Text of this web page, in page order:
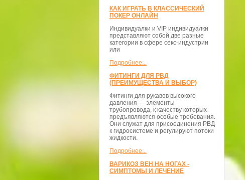
КАК ИГРАТЬ В КЛАССИЧЕСКИЙ
ПОКЕР ОНЛАЙН
Индивидуалки и VIP индивидуалки
представляют собой две разные
категории в сфере секс-индустрии
или
Подробнее...
ФИТИНГИ ДЛЯ РВД
(ПРЕИМУЩЕСТВА И ВЫБОР)
Фитинги для рукавов высокого
давления — элементы
трубопровода, к качеству которых
предъявляются особые требования.
Они служат для присоединения РВД
к гидросистеме и регулируют потоки
жидкости.
Подробнее...
ВАРИКОЗ ВЕН НА НОГАХ -
СИМПТОМЫ И ЛЕЧЕНИЕ